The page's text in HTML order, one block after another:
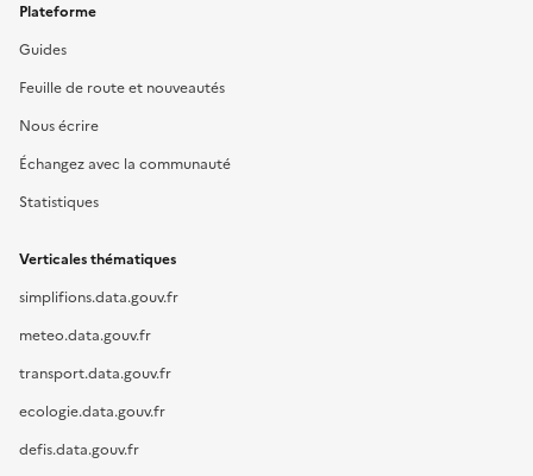
Plateforme
Guides
Feuille de route et nouveautés
Nous écrire
Échangez avec la communauté
Statistiques
Verticales thématiques
simplifions.data.gouv.fr
meteo.data.gouv.fr
transport.data.gouv.fr
ecologie.data.gouv.fr
defis.data.gouv.fr